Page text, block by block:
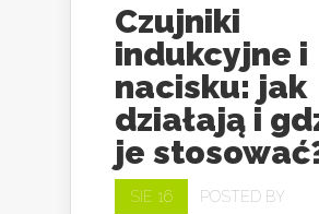
Czujniki
indukcyjne i
nacisku: jak
działają i
je
SIE 16
POSTED BY